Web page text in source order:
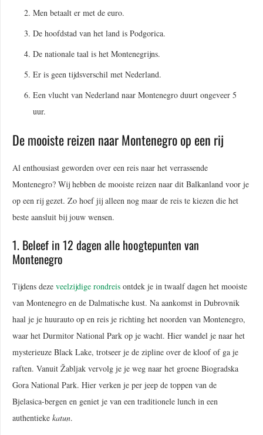
Men betaalt er met de euro.
De hoofdstad van het land is Podgorica.
De nationale taal is het Montenegrijns.
Er is geen tijdsverschil met Nederland.
Een vlucht van Nederland naar Montenegro duurt ongeveer 5
uur.
De mooiste reizen naar Montenegro op een rij
Al enthousiast geworden over een reis naar het verrassende
Montenegro? Wij hebben de mooiste reizen naar dit Balkanland voor je
op een rij gezet. Zo hoef jij alleen nog maar de reis te kiezen die het
beste aansluit bij jouw wensen.
1. Beleef in 12 dagen alle hoogtepunten van
Montenegro
Tijdens deze veelzijdige rondreis ontdek je in twaalf dagen het mooiste
van Montenegro en de Dalmatische kust. Na aankomst in Dubrovnik
haal je je huurauto op en reis je richting het noorden van Montenegro,
waar het Durmitor National Park op je wacht. Hier wandel je naar het
mysterieuze Black Lake, trotseer je de zipline over de kloof of ga je
raften. Vanuit Žabljak vervolg je je weg naar het groene Biogradska
Gora National Park. Hier verken je per jeep de toppen van de
Bjelasica-bergen en geniet je van een traditionele lunch in een
authentieke katun.